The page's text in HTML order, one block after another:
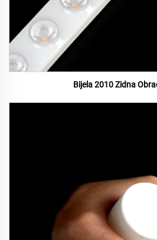
Bijela 2010 Zidna